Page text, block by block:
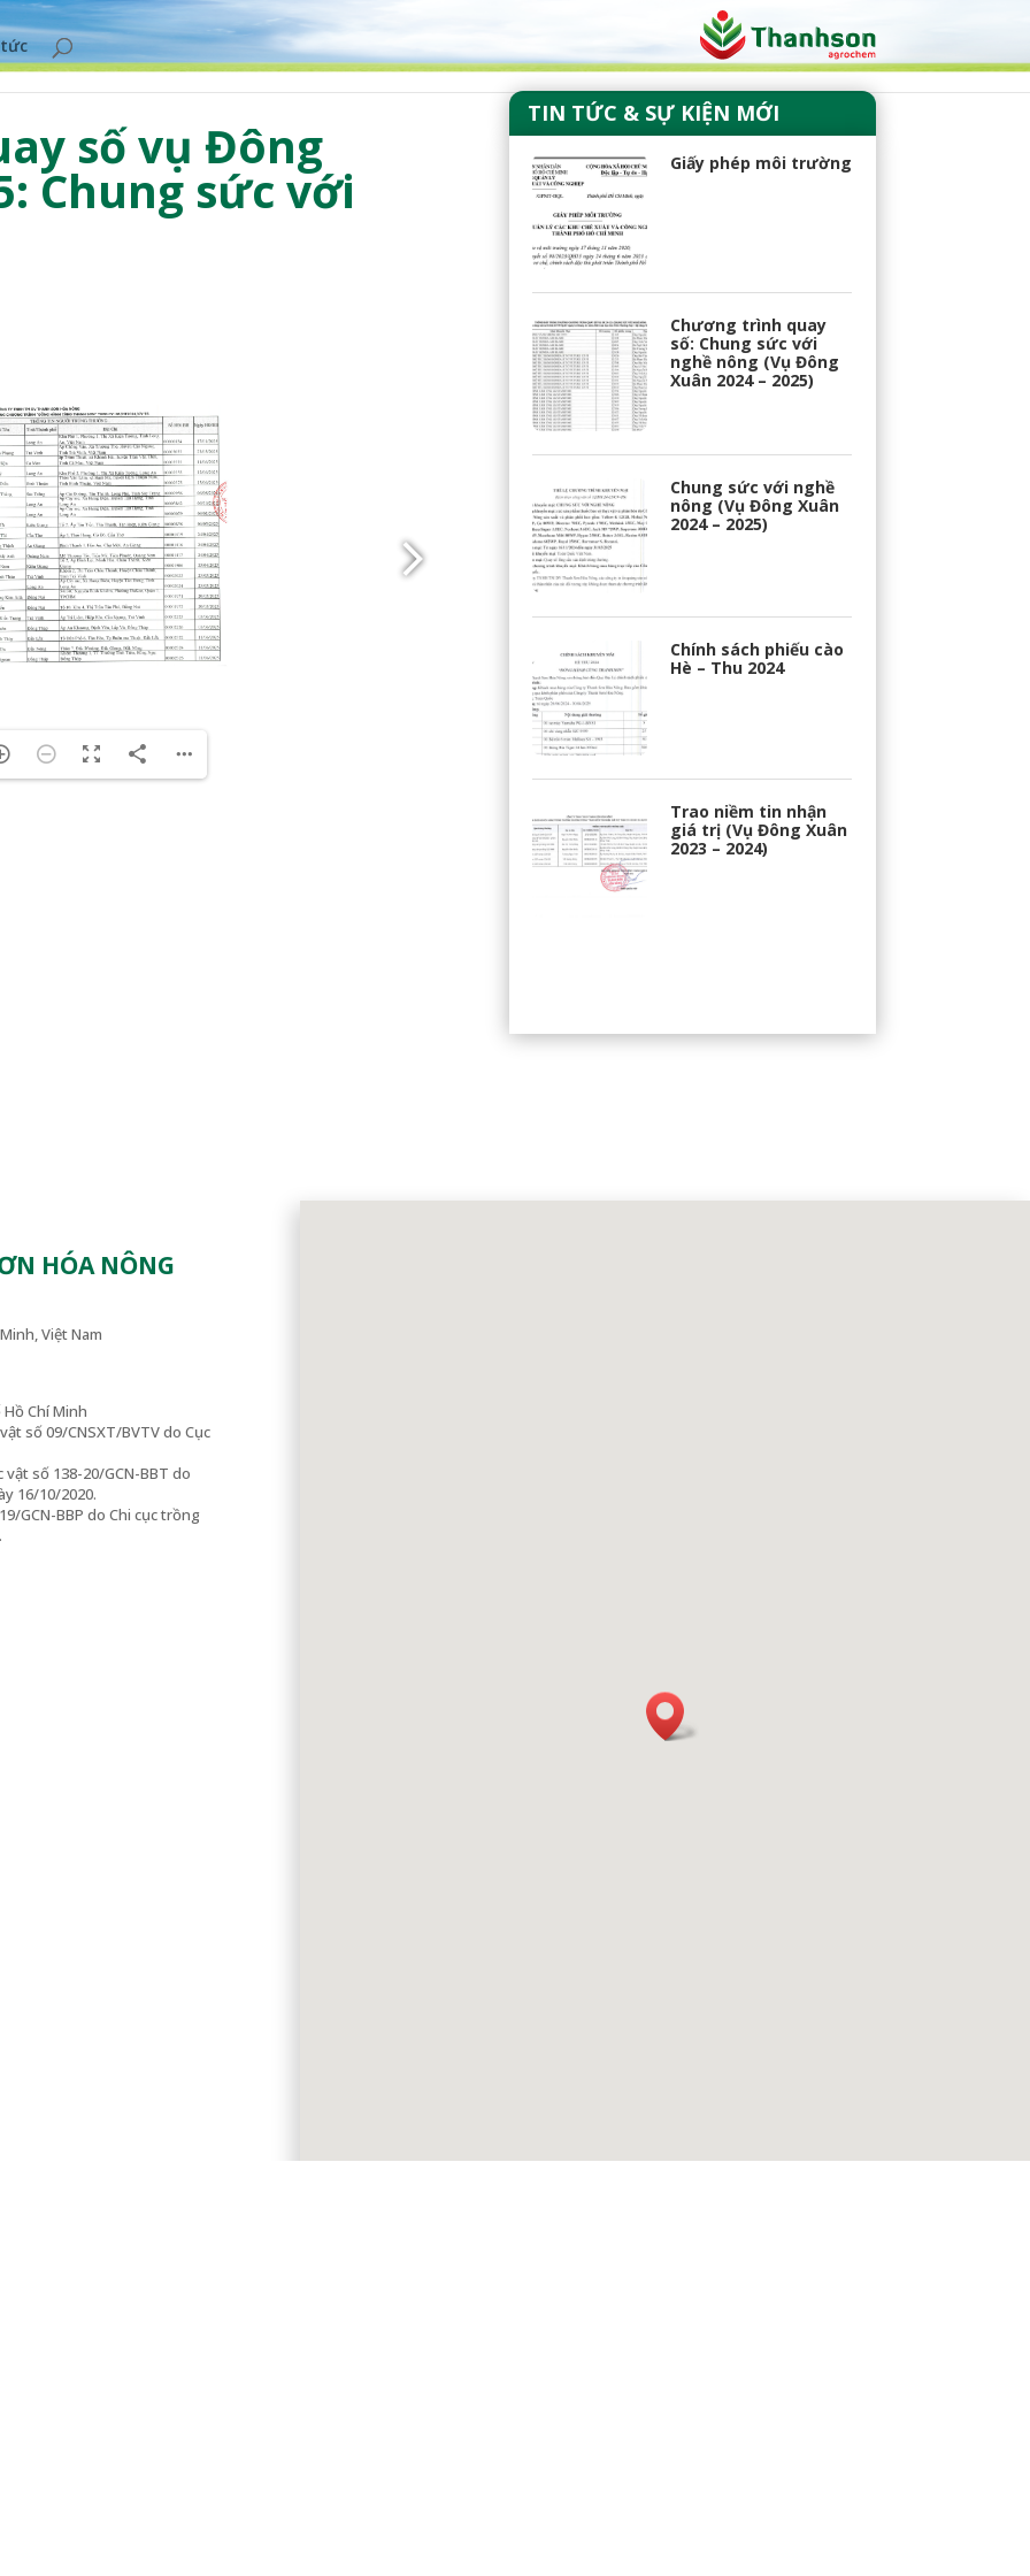
số vụ Đông
Chung sức với
TIN TỨC & SỰ KIỆN MỚI
Giấy phép môi trường
Chương trình quay
số: Chung sức với
nghề nông (Vụ Đông
Xuân 2024 – 2025)
Chung sức với nghề
nông (Vụ Đông Xuân
2024 – 2025)
Chính sách phiếu cào
Hè – Thu 2024
Trao niềm tin nhận
giá trị (Vụ Đông Xuân
2023 – 2024)
HÓA NÔNG
Việt Nam
Chí Minh
số 09/CNSXT/BVTV do Cục
số 138-20/GCN-BBT do
16/10/2020.
GCN-BBP do Chi cục trồng